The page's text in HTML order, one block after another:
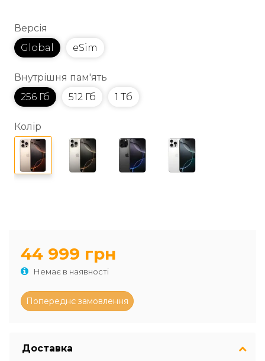
Версія
Global
eSim
Внутрішня пам'ять
256 Гб
512 Гб 1 Тб
Колір
44 999 грн
Немає в наявності
Доставка